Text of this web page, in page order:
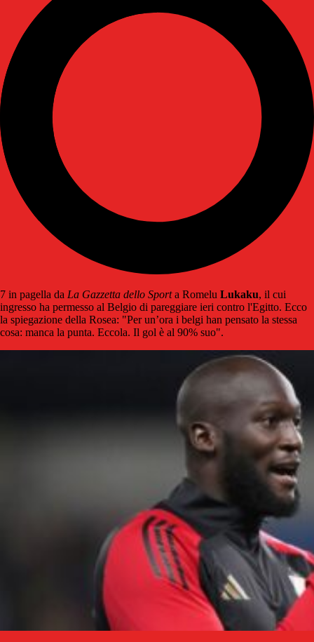
7 in pagella da La Gazzetta dello Sporta Romelu Lukaku, il cui
ingresso ha permesso al Belgio di pareggiare ieri contro l'Egitto. Ecco
la spiegazione della Rosea: "Per un’ora i belgi han pensato la stessa
cosa: manca la punta. Eccola. Il gol è al 90% suo".